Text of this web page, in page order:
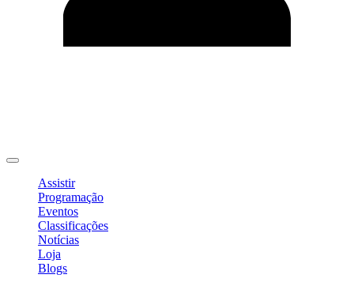
Assistir
Programação
Eventos
Classificações
Notícias
Loja
Blogs